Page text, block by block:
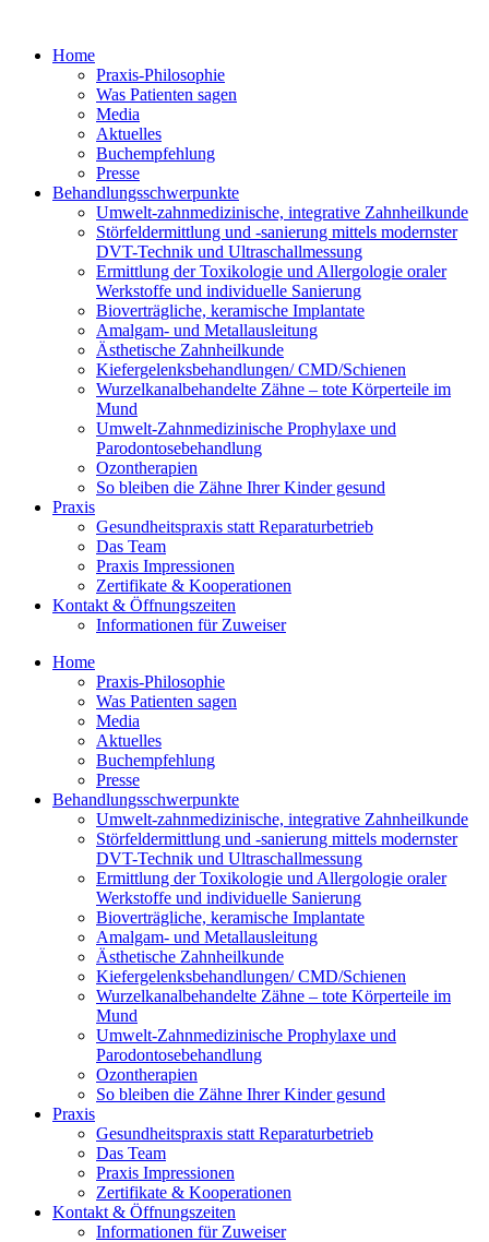
Home
Praxis-Philosophie
Was Patienten sagen
Media
Aktuelles
Buchempfehlung
Presse
Behandlungsschwerpunkte
Umwelt-zahnmedizinische, integrative Zahnheilkunde
Störfeldermittlung und -sanierung mittels modernster
DVT-Technik und Ultraschallmessung
Ermittlung der Toxikologie und Allergologie oraler
Werkstoffe und individuelle Sanierung
Bioverträgliche, keramische Implantate
Amalgam- und Metallausleitung
Ästhetische Zahnheilkunde
Kiefergelenksbehandlungen/ CMD/Schienen
Wurzelkanalbehandelte Zähne – tote Körperteile im
Mund
Umwelt-Zahnmedizinische Prophylaxe und
Parodontosebehandlung
Ozontherapien
So bleiben die Zähne Ihrer Kinder gesund
Praxis
Gesundheitspraxis statt Reparaturbetrieb
Das Team
Praxis Impressionen
Zertifikate & Kooperationen
Kontakt & Öffnungszeiten
Informationen für Zuweiser
Home
Praxis-Philosophie
Was Patienten sagen
Media
Aktuelles
Buchempfehlung
Presse
Behandlungsschwerpunkte
Umwelt-zahnmedizinische, integrative Zahnheilkunde
Störfeldermittlung und -sanierung mittels modernster
DVT-Technik und Ultraschallmessung
Ermittlung der Toxikologie und Allergologie oraler
Werkstoffe und individuelle Sanierung
Bioverträgliche, keramische Implantate
Amalgam- und Metallausleitung
Ästhetische Zahnheilkunde
Kiefergelenksbehandlungen/ CMD/Schienen
Wurzelkanalbehandelte Zähne – tote Körperteile im
Mund
Umwelt-Zahnmedizinische Prophylaxe und
Parodontosebehandlung
Ozontherapien
So bleiben die Zähne Ihrer Kinder gesund
Praxis
Gesundheitspraxis statt Reparaturbetrieb
Das Team
Praxis Impressionen
Zertifikate & Kooperationen
Kontakt & Öffnungszeiten
Informationen für Zuweiser